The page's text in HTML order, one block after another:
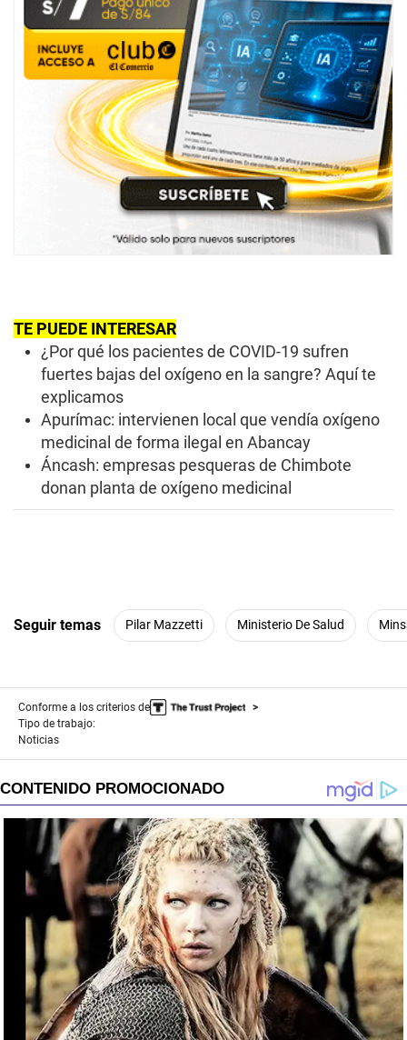
TE PUEDE INTERESAR
¿Por qué los pacientes de COVID-19 sufren
fuertes bajas del oxígeno en la sangre? Aquí te
explicamos
Apurímac: intervienen local que vendía oxígeno
medicinal de forma ilegal en Abancay
Áncash: empresas pesqueras de Chimbote
donan planta de oxígeno medicinal
Seguir temas Pilar Mazzetti Ministerio De Salud
Conforme a los criterios de
Tipo de trabajo:
Noticias